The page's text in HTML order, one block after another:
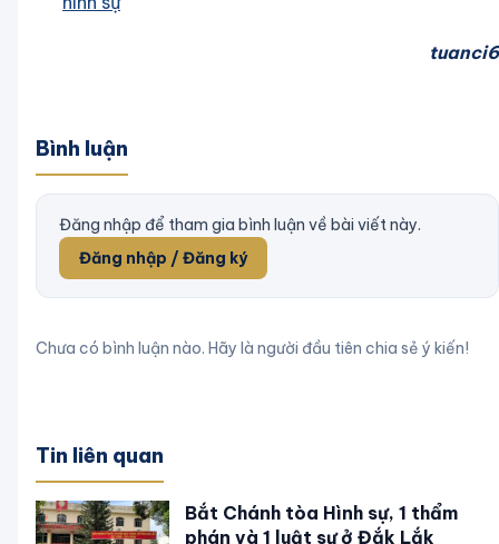
tuanci6
Bình luận
Đăng nhập để tham gia bình luận về bài viết này.
Đăng nhập / Đăng ký
Chưa có bình luận nào. Hãy là người đầu tiên chia sẻ ý kiến!
Tin liên quan
Bắt Chánh tòa Hình sự, 1 thẩm
phán và 1 luật sư ở Đắk Lắk